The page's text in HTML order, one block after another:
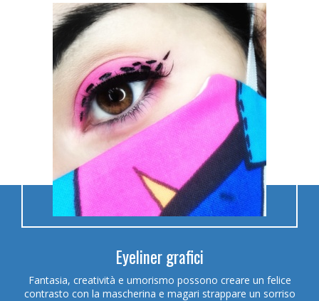
Eyeliner grafici
Fantasia, creatività e umorismo possono creare un felice
contrasto con la mascherina e magari strappare un sorriso